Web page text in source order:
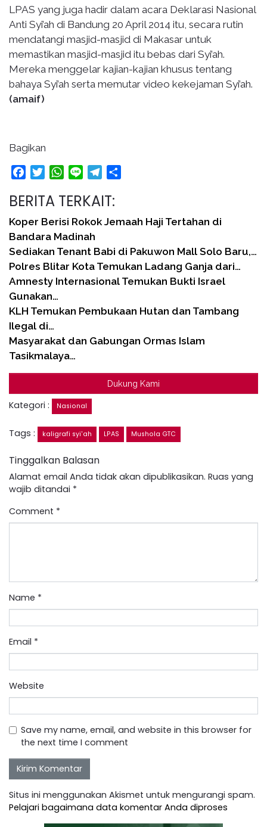
LPAS yang juga hadir dalam acara Deklarasi Nasional
Anti Syi’ah di Bandung 20 April 2014 itu, secara rutin
mendatangi masjid-masjid di Makasar untuk
memastikan masjid-masjid itu bebas dari Syi’ah.
Mereka menggelar kajian-kajian khusus tentang
bahaya Syi’ah serta memutar video kekejaman Syi’ah.
(amaif)
Bagikan
FacebookTwitterWhatsApp
Line Telegram
BERITA TERKAIT:
Koper Berisi Rokok Jemaah Haji Tertahan di
Bandara Madinah
Sediakan Tenant Babi di Pakuwon Mall Solo Baru,…
Polres Blitar Kota Temukan Ladang Ganja dari…
Amnesty Internasional Temukan Bukti Israel
Gunakan…
KLH Temukan Pembukaan Hutan dan Tambang
Ilegal di…
Masyarakat dan Gabungan Ormas Islam
Tasikmalaya…
Dukung Kami
Kategori : Nasional
Tags : kaligrafi syi'ah LPAS Mushola GTC
Tinggalkan Balasan
Alamat email Anda tidak akan dipublikasikan. Ruas yang
wajib ditandai *
Comment *
Name *
Email *
Website
Save my name, email, and website in this browser for
the next time I comment
Situs ini menggunakan Akismet untuk mengurangi spam.
Pelajari bagaimana data komentar Anda diproses